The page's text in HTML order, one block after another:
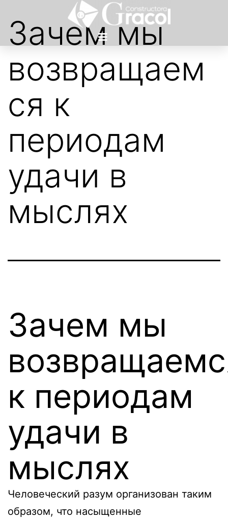
Зачем мы
возвращаем
ся к
периодам
удачи в
мыслях
Зачем мы
к периодам
удачи в
мыслях
Человеческий разум организован таким
образом, что насыщенные